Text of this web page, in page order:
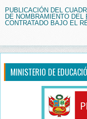
PUBLICACIÓN DEL
DE NOMBRAMIENTO DEL
CONTRATADO BAJO EL
MINISTERIO DE